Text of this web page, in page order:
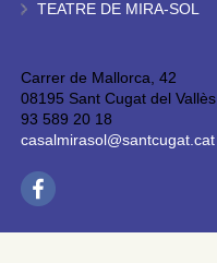
TEATRE DE MIRA-SOL
Carrer de Mallorca, 42
08195 Sant Cugat del Vallès
93 589 20 18
casalmirasol@santcugat.cat